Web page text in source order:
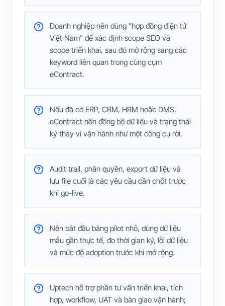
Doanh nghiệp nên dùng "hợp đồng điện tử
Việt Nam" để xác định scope SEO và
scope triển khai, sau đó mở rộng sang các
keyword liên quan trong cùng cụm
eContract.
Nếu đã có ERP, CRM, HRM hoặc DMS,
eContract nên đồng bộ dữ liệu và trạng thái
ký thay vì vận hành như một công cụ rời.
Audit trail, phân quyền, export dữ liệu và
lưu file cuối là các yêu cầu cần chốt trước
khi go-live.
Nên bắt đầu bằng pilot nhỏ, dùng dữ liệu
mẫu gần thực tế, đo thời gian ký, lỗi dữ liệu
và mức độ adoption trước khi mở rộng.
Uptech hỗ trợ phần tư vấn triển khai, tích
hợp, workflow, UAT và bàn giao vận hành;